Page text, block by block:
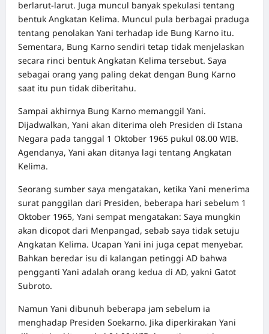
berlarut-larut. Juga muncul banyak spekulasi tentang
bentuk Angkatan Kelima. Muncul pula berbagai praduga
tentang penolakan Yani terhadap ide Bung Karno itu.
Sementara, Bung Karno sendiri tetap tidak menjelaskan
secara rinci bentuk Angkatan Kelima tersebut. Saya
sebagai orang yang paling dekat dengan Bung Karno
saat itu pun tidak diberitahu.
Sampai akhirnya Bung Karno memanggil Yani.
Dijadwalkan, Yani akan diterima oleh Presiden di Istana
Negara pada tanggal 1 Oktober 1965 pukul 08.00 WIB.
Agendanya, Yani akan ditanya lagi tentang Angkatan
Kelima.
Seorang sumber saya mengatakan, ketika Yani menerima
surat panggilan dari Presiden, beberapa hari sebelum 1
Oktober 1965, Yani sempat mengatakan: Saya mungkin
akan dicopot dari Menpangad, sebab saya tidak setuju
Angkatan Kelima. Ucapan Yani ini juga cepat menyebar.
Bahkan beredar isu di kalangan petinggi AD bahwa
pengganti Yani adalah orang kedua di AD, yakni Gatot
Subroto.
Namun Yani dibunuh beberapa jam sebelum ia
menghadap Presiden Soekarno. Jika diperkirakan Yani